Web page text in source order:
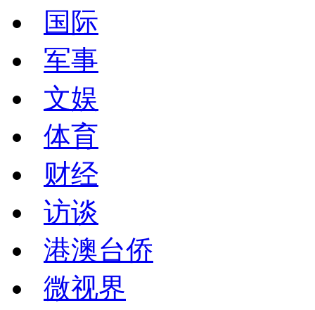
国际
军事
文娱
体育
财经
访谈
港澳台侨
微视界